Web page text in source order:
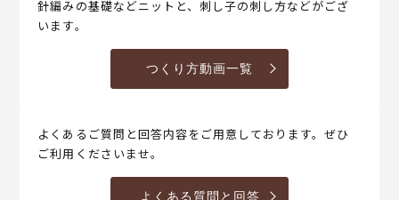
針編みの基礎などニットと、刺し子の刺し方などがござ
います。
つくり方動画一覧
よくあるご質問と回答内容をご用意しております。ぜひ
ご利用くださいませ。
よくある質問と回答